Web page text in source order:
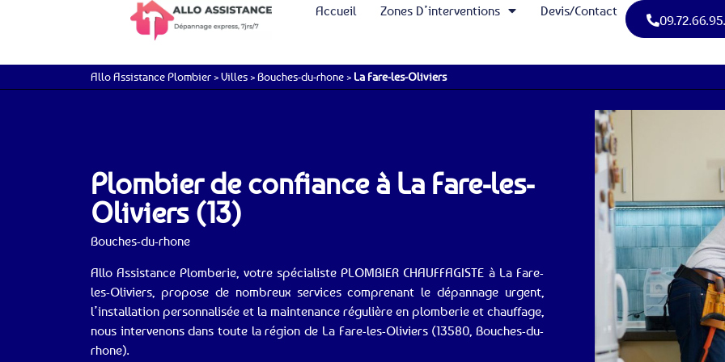
Accueil Zones D’interventions Devis/Contact
Allo Assistance Plombier >Villes >Bouches-du-rhone > La Fare-les-Oliviers
Plombier de confiance à La Fare-les-
Oliviers (13)
Bouches-du-rhone
Allo Assistance Plomberie, votre spécialiste PLOMBIER CHAUFFAGISTE à La Fare-
les-Oliviers, propose de nombreux services comprenant le dépannage urgent,
l’installation personnalisée et la maintenance régulière en plomberie et chauffage,
nous intervenons dans toute la région de La Fare-les-Oliviers (13580, Bouches-du-
rhone).